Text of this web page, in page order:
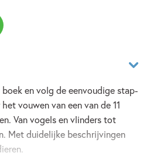
en volg de eenvoudige stap-
vouwen van een van de 11
Van vogels en vlinders tot
Met duidelijke beschrijvingen